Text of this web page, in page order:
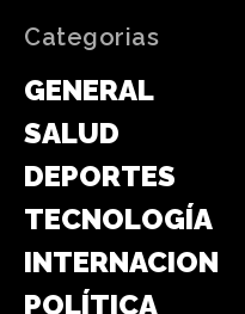
Categorias
GENERAL
SALUD
DEPORTES
TECNOLOGÍA
INTERNACIONAL
POLÍTICA